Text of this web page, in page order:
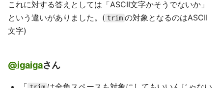
これに対する答えとしては「ASCII文字かそうでないか」
という違いがありました。( trim の対象となるのはASCII
文字)
@igaigaさん